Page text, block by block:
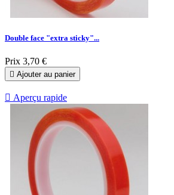
Double face "extra sticky"...
Prix 3,70 €
 Ajouter au panier
 Aperçu rapide